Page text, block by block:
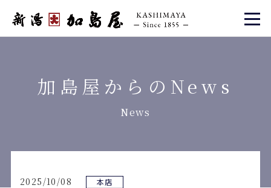
加島屋からのNews
News
2025/10/08 本店